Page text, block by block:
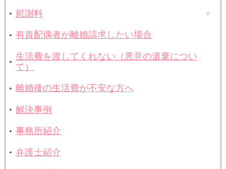
慰謝料
有責配偶者が離婚請求したい場合
生活費を渡してくれない（悪意の遺棄につい
て）
離婚後の生活費が不安な方へ
解決事例
事務所紹介
弁護士紹介